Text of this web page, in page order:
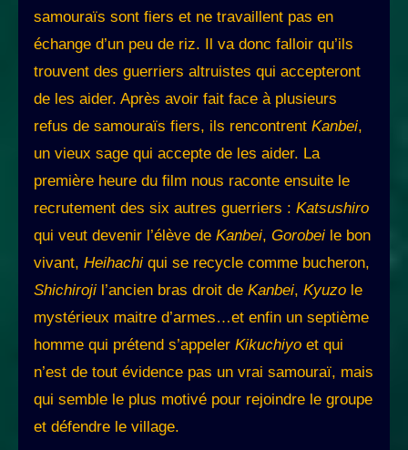
samouraïs sont fiers et ne travaillent pas en
échange d’un peu de riz. Il va donc falloir qu’ils
trouvent des guerriers altruistes qui accepteront
de les aider. Après avoir fait face à plusieurs
refus de samouraïs fiers, ils rencontrent Kanbei,
un vieux sage qui accepte de les aider. La
première heure du film nous raconte ensuite le
recrutement des six autres guerriers : Katsushiro
qui veut devenir l’élève de Kanbei, Gorobei le bon
vivant, Heihachi qui se recycle comme bucheron,
Shichiroji l’ancien bras droit de Kanbei, Kyuzo le
mystérieux maitre d’armes…et enfin un septième
homme qui prétend s’appeler Kikuchiyo et qui
n’est de tout évidence pas un vrai samouraï, mais
qui semble le plus motivé pour rejoindre le groupe
et défendre le village.